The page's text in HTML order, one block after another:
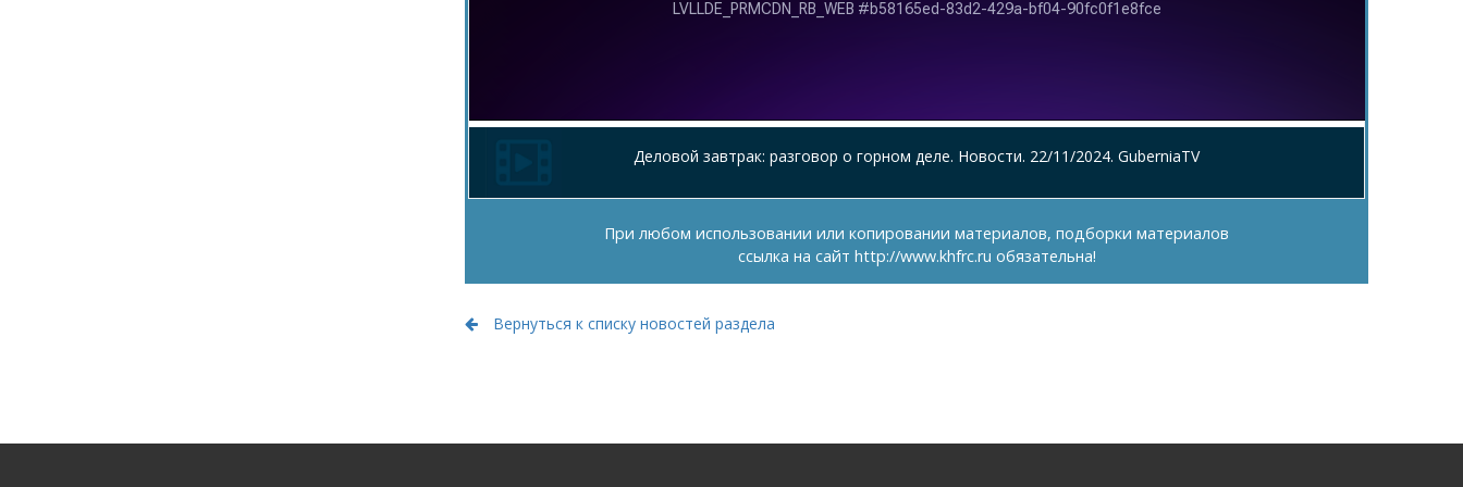
Деловой завтрак: разговор о горном деле. Новости. 22/11/2024. GuberniaTV
При любом использовании или копировании материалов, подборки материалов
ссылка на сайт http://www.khfrc.ru обязательна!
Вернуться к списку новостей раздела